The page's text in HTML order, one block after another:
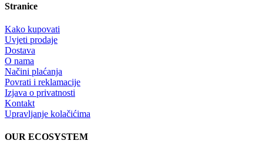
Stranice
Kako kupovati
Uvjeti prodaje
Dostava
O nama
Načini plaćanja
Povrati i reklamacije
Izjava o privatnosti
Kontakt
Upravljanje kolačićima
OUR ECOSYSTEM